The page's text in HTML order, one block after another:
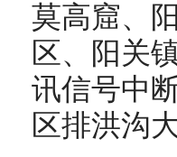
莫高窟、
区、阳关
讯信号中
区排洪沟